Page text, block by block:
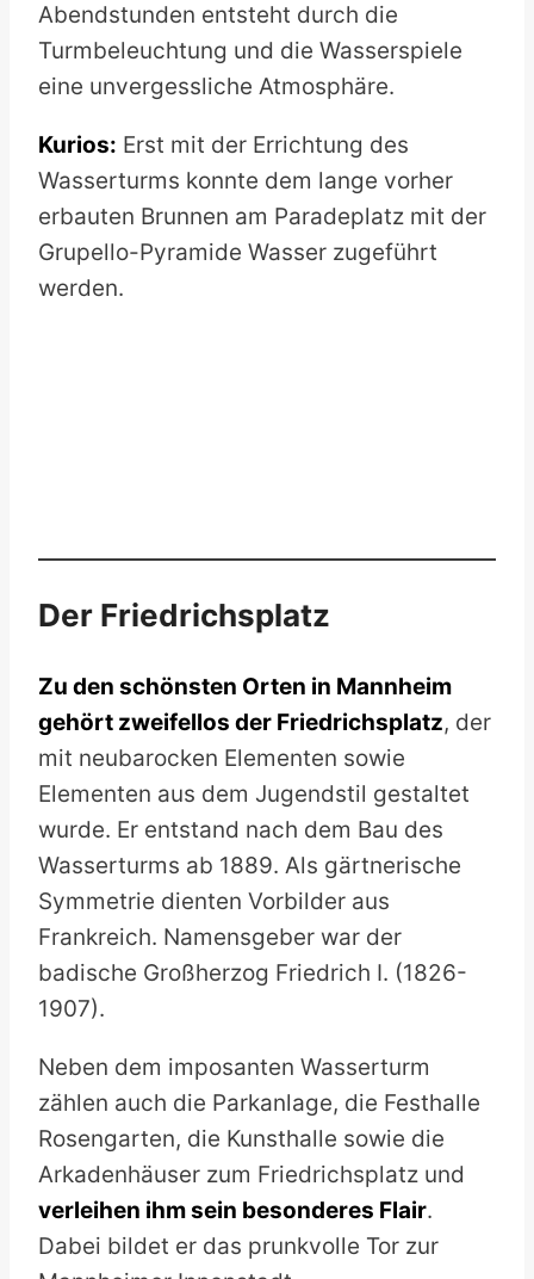
Abendstunden entsteht durch die
Turmbeleuchtung und die Wasserspiele
eine unvergessliche Atmosphäre.
Kurios: Erst mit der Errichtung des
Wasserturms konnte dem lange vorher
erbauten Brunnen am Paradeplatz mit der
Grupello-Pyramide Wasser zugeführt
werden.
Der Friedrichsplatz
Zu den schönsten Orten in Mannheim
gehört zweifellos der Friedrichsplatz, der
mit neubarocken Elementen sowie
Elementen aus dem Jugendstil gestaltet
wurde. Er entstand nach dem Bau des
Wasserturms ab 1889. Als gärtnerische
Symmetrie dienten Vorbilder aus
Frankreich. Namensgeber war der
badische Großherzog Friedrich I. (1826-
1907).
Neben dem imposanten Wasserturm
zählen auch die Parkanlage, die Festhalle
Rosengarten, die Kunsthalle sowie die
Arkadenhäuser zum Friedrichsplatz und
verleihen ihm sein besonderes Flair.
Dabei bildet er das prunkvolle Tor zur